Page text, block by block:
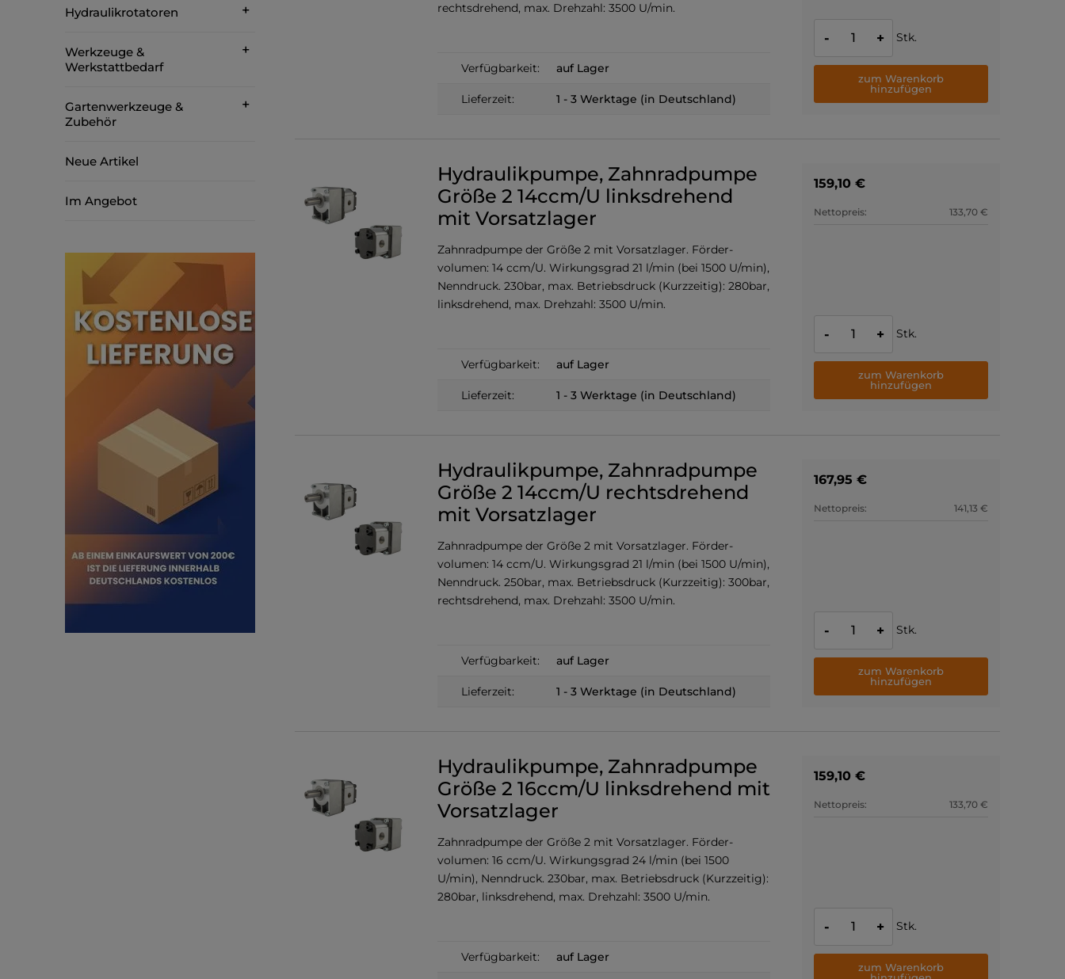
Hydraulikrotatoren
Werkzeuge &
Werkstattbedarf
Gartenwerkzeuge &
Zubehör
Neue Artikel
Im Angebot
rechtsdrehend, max. Drehzahl: 3500 U/min.
Verfügbarkeit: auf Lager
Lieferzeit: 1 - 3 Werktage (in Deutschland)
- + Stk.
zum Warenkorb
hinzufügen
Hydraulikpumpe, Zahnradpumpe
Größe 2 14ccm/U linksdrehend
mit Vorsatzlager
Zahnradpumpe der Größe 2 mit Vorsatzlager. Förder-
volumen: 14 ccm/U. Wirkungsgrad 21 l/min (bei 1500 U/min),
Nenndruck. 230bar, max. Betriebsdruck (Kurzzeitig): 280bar,
linksdrehend, max. Drehzahl: 3500 U/min.
Verfügbarkeit: auf Lager
Lieferzeit: 1 - 3 Werktage (in Deutschland)
159,10 €
Nettopreis: 133,70 €
- + Stk.
zum Warenkorb
hinzufügen
Hydraulikpumpe, Zahnradpumpe
Größe 2 14ccm/U rechtsdrehend
mit Vorsatzlager
Zahnradpumpe der Größe 2 mit Vorsatzlager. Förder-
volumen: 14 ccm/U. Wirkungsgrad 21 l/min (bei 1500 U/min),
Nenndruck. 250bar, max. Betriebsdruck (Kurzzeitig): 300bar,
rechtsdrehend, max. Drehzahl: 3500 U/min.
Verfügbarkeit: auf Lager
Lieferzeit: 1 - 3 Werktage (in Deutschland)
167,95 €
Nettopreis: 141,13 €
- + Stk.
zum Warenkorb
hinzufügen
Hydraulikpumpe, Zahnradpumpe
Größe 2 16ccm/U linksdrehend mit
Vorsatzlager
Zahnradpumpe der Größe 2 mit Vorsatzlager. Förder-
volumen: 16 ccm/U. Wirkungsgrad 24 l/min (bei 1500
U/min), Nenndruck. 230bar, max. Betriebsdruck (Kurzzeitig):
280bar, linksdrehend, max. Drehzahl: 3500 U/min.
Verfügbarkeit: auf Lager
159,10 €
Nettopreis: 133,70 €
- + Stk.
zum Warenkorb